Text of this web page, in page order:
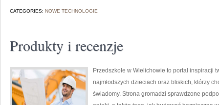
CATEGORIES: NOWE TECHNOLOGIE
Produkty i recenzje
Przedszkole w Wielichowie to portal inspiracji
najmłodszych dzieciach oraz bliskich, którzy
świadomy. Strona gromadzi sprawdzone